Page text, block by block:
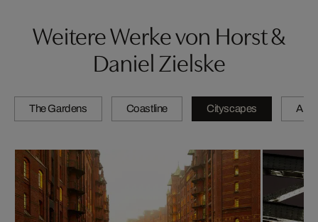
Weitere Werke von Horst &
Daniel Zielske
The Gardens Coastline Cityscapes